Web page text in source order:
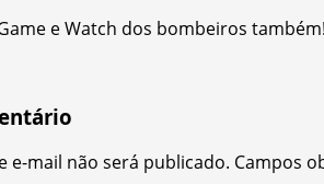
e Watch dos bombeiros também!
e-mail não será publicado. Campos